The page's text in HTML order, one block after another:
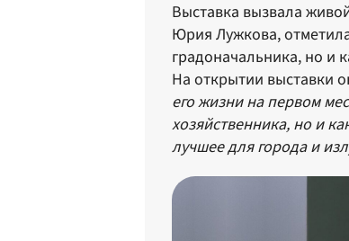
Выставка вызвала
Юрия Лужкова,
градоначальника, но и
На открытии выставки
его жизни на первом
хозяйственника, но и
лучшее для города и